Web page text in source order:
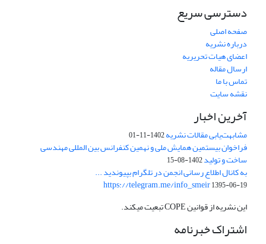
دسترسی سریع
صفحه اصلی
درباره نشریه
اعضای هیات تحریریه
ارسال مقاله
تماس با ما
نقشه سایت
آخرین اخبار
مشابهت‌یابی مقالات نشریه1402-11-01
فراخوان بیستمین همایش ملی و نهمین کنفرانس بین المللی مهندسی
ساخت و تولید1402-08-15
به کانال اطلاع رسانی انجمن در تلگرام بپیوندید ...
https://telegram.me/info_smeir1395-06-19
این نشریه از قوانین COPE تبعیت میکند.
اشتراک خبرنامه